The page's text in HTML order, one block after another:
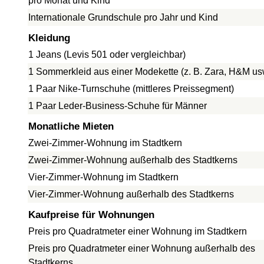
Internationale Grundschule pro Jahr und Kind
Kleidung
1 Jeans (Levis 501 oder vergleichbar)
1 Sommerkleid aus einer Modekette (z. B. Zara, H&M
1 Paar Nike-Turnschuhe (mittleres Preissegment)
1 Paar Leder-Business-Schuhe für Männer
Monatliche Mieten
Zwei-Zimmer-Wohnung im Stadtkern
Zwei-Zimmer-Wohnung außerhalb des Stadtkerns
Vier-Zimmer-Wohnung im Stadtkern
Vier-Zimmer-Wohnung außerhalb des Stadtkerns
Kaufpreise für Wohnungen
Preis pro Quadratmeter einer Wohnung im Stadtkern
Preis pro Quadratmeter einer Wohnung außerhalb des